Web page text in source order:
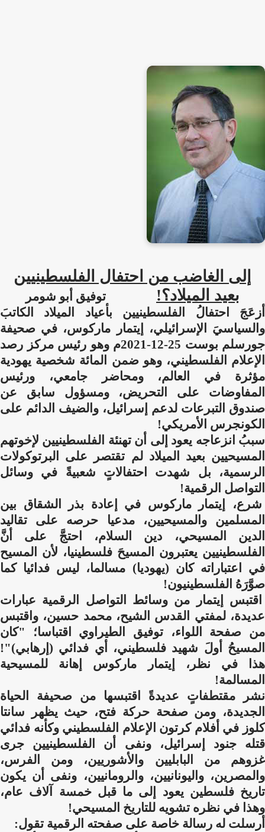
إلى الغاضب من احتفال الفلسطينيين
بعيد الميلاد؟! توفيق أبو شومر
أزعَجَ احتفالُ الفلسطينيين بأعياد الميلاد الكاتبَ
والسياسيَ الإسرائيلي، إيتمار ماركوس، في صحيفة
جورسلم بوست 25-12-2021م وهو رئيس مركز رصد
الإعلام الفلسطيني، وهو ضمن المائة شخصية يهودية
مؤثرة في العالم، ومحاضر جامعي، ورئيس
المفاوضات على التحريض، ومسؤول سابق عن
صندوق التبرعات لدعم إسرائيل، والضيف الدائم على
الكونجرس الأمريكي!
سببُ انزعاجه يعود إلى أن تهنئة الفلسطينيين لإخوتهم
المسيحيين بعيد الميلاد لم تقتصر على البرتوكولات
الرسمية، بل شهدت احتفالاتٍ شعبيةً في وسائل
التواصل الرقمية!
شرع، إيتمار ماركوس في إعادة بذر الشقاق بين
المسلمين والمسيحيين، مدعيا حرصه على تقاليد
الدين المسيحي، دين السلام، احتجَّ على أنَّ
الفلسطينيين يعتبرون المسيحَ فلسطينيا، لأن المسيح
في اعتباراته كان (يهوديا) مسالما، ليس فدائيا كما
صوَّرَهُ الفلسطينيون!
اقتبس إيتمار من وسائط التواصل الرقمية عبارات
عديدة، لمفتي القدس الشيح، محمد حسين، واقتبس
من صفحة اللواء، توفيق الطيراوي اقتباسا؛ "كان
المسيحُ أولَ شهيد فلسطيني، أي فدائي (إرهابي)"!
هذا في نظر، إيتمار ماركوس إهانة للمسيحية
المسالمة!
نشر مقتطفاتٍ عديدةً اقتبسها من صحيفة الحياة
الجديدة، ومن صفحة حركة فتح، حيث يظهر سانتا
كلوز في أفلام كرتون الإعلام الفلسطيني وكأنه فدائي
قتله جنود إسرائيل، ونفى أن الفلسطينيين جرى
غزوهم من البابليين والأشوريين، ومن الفرس،
والمصرين، واليونانيين، والرومانيين، ونفى أن يكون
تاريخ فلسطين يعود إلى ما قبل خمسة آلاف عام،
وهذا في نظره تشويه للتاريخ المسيحي!
أرسلت له رسالة خاصة على صفحته الرقمية تقول: